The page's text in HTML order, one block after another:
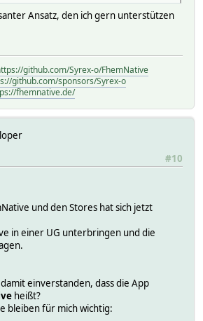
Ansatz, den ich gern unterstützen
github.com/Syrex-o/FhemNative
github.com/sponsors/Syrex-o
fhemnative.de/
#10
und den Stores hat sich jetzt
in einer UG unterbringen und die
einverstanden, dass die App
heißt?
bleiben für mich wichtig: